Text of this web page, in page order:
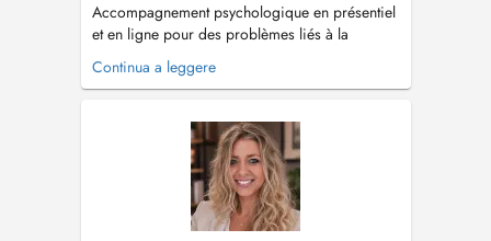
Accompagnement psychologique en présentiel
et en ligne pour des problèmes liés à la
regulation des émotions, de l'anxieté
(angoisses, ataques de panique, stress etc.),
pertes, difficultés relationnelles (problèmes
familiaux, de couple ou professionnels),...
Continua a leggere